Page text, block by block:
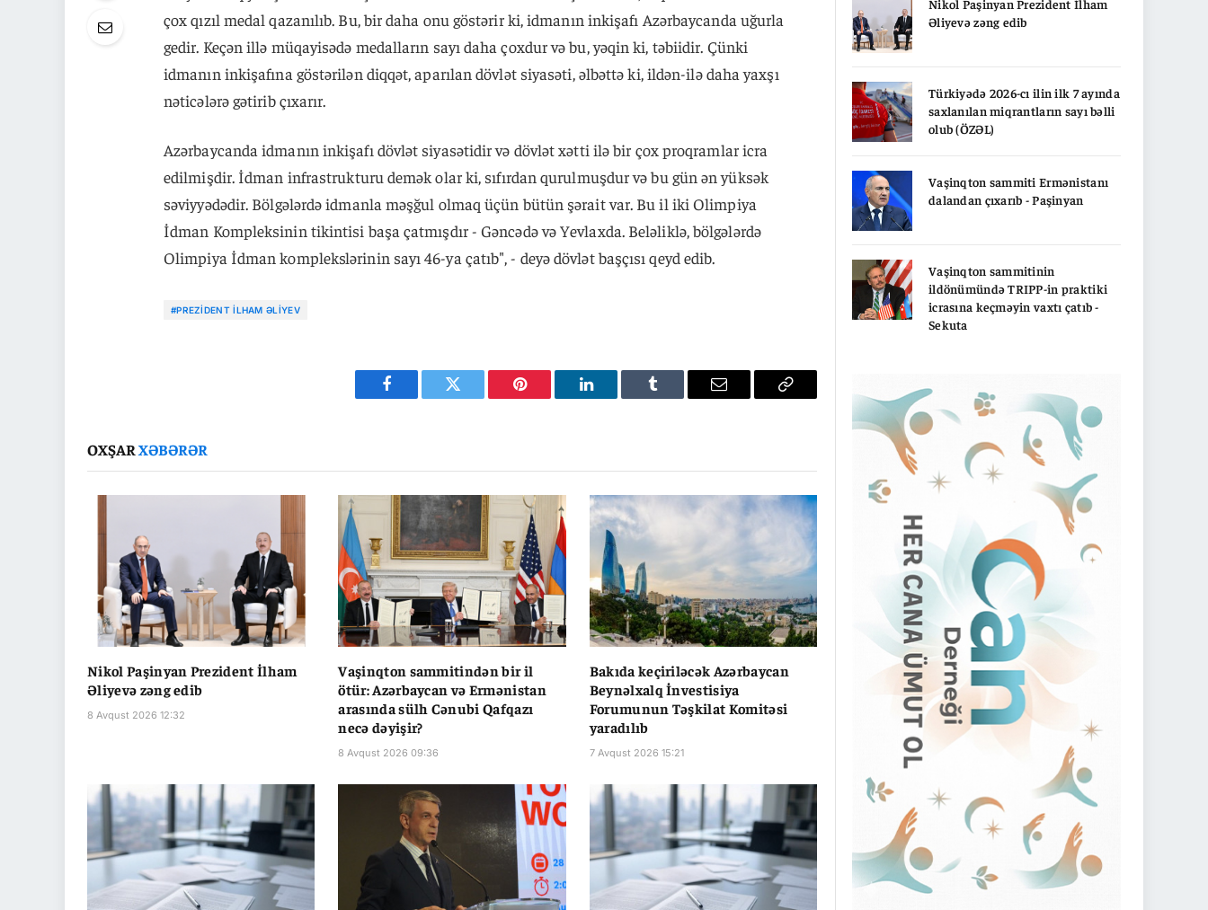
çox qızıl medal qazanılıb. Bu, bir daha onu göstərir ki, idmanın inkişafı Azərbaycanda uğurla
gedir. Keçən illə müqayisədə medalların sayı daha çoxdur və bu, yəqin ki, təbiidir. Çünki
idmanın inkişafına göstərilən diqqət, aparılan dövlət siyasəti, əlbəttə ki, ildən-ilə daha yaxşı
nəticələrə gətirib çıxarır.
Azərbaycanda idmanın inkişafı dövlət siyasətidir və dövlət xətti ilə bir çox proqramlar icra
edilmişdir. İdman infrastrukturu demək olar ki, sıfırdan qurulmuşdur və bu gün ən yüksək
səviyyədədir. Bölgələrdə idmanla məşğul olmaq üçün bütün şərait var. Bu il iki Olimpiya
İdman Kompleksinin tikintisi başa çatmışdır - Gəncədə və Yevlaxda. Beləliklə, bölgələrdə
Olimpiya İdman komplekslərinin sayı 46-ya çatıb", - deyə dövlət başçısı qeyd edib.
#PREZIDENT İLHAM ƏLIYEV
Facebook Twitter Pinterest LinkedIn Tumblr Email
Copy
OXŞARXƏBƏRƏR
Nikol Paşinyan Prezident İlham
Əliyevə zəng edib
8 Avqust 2026 12:32
Vaşinqton sammitindən bir il
ötür: Azərbaycan və Ermənistan
arasında sülh Cənubi Qafqazı
necə dəyişir?
8 Avqust 2026 09:36
Bakıda keçiriləcək Azərbaycan
Beynəlxalq İnvestisiya
Forumunun Təşkilat Komitəsi
yaradılıb
7 Avqust 2026 15:21
Nikol Paşinyan Prezident İlham
Əliyevə zəng edib
Türkiyədə 2026-cı ilin ilk 7 ayında
saxlanılan miqrantların sayı bəlli
olub (ÖZƏL)
Vaşinqton sammiti Ermənistanı
dalandan çıxarıb - Paşinyan
Vaşinqton sammitinin
ildönümündə TRIPP-in praktiki
icrasına keçməyin vaxtı çatıb -
Sekuta